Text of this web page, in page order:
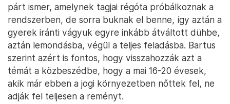
párt ismer, amelynek tagjai régóta próbálkoznak a
rendszerben, de sorra buknak el benne, így aztán a
gyerek iránti vágyuk egyre inkább átváltott dühbe,
aztán lemondásba, végül a teljes feladásba. Bartus
szerint azért is fontos, hogy visszahozzák azt a
témát a közbeszédbe, hogy a mai 16-20 évesek,
akik már ebben a jogi környezetben nőttek fel, ne
adják fel teljesen a reményt.